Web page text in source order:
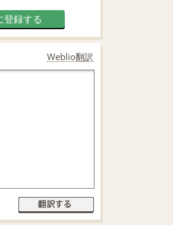
登録する
Weblio翻訳